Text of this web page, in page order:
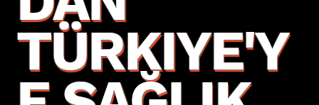
TÜRKIYE'Y